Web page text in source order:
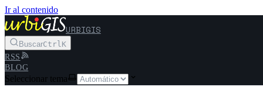
Ir al contenido
URBIGIS
BuscarCtrlK
RSS
BLOG
Seleccionar tema